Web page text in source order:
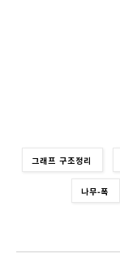
그래프 구조정리
나무-폭